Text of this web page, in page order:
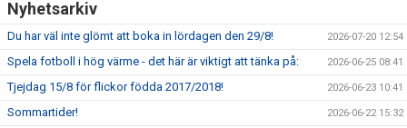
Nyhetsarkiv
Du har väl inte glömt att boka in lördagen den 29/8! 2026-07-20 12:54
Spela fotboll i hög värme - det här är viktigt att tänka på: 2026-06-25 08:41
Tjejdag 15/8 för flickor födda 2017/2018! 2026-06-23 10:41
Sommartider! 2026-06-22 15:32